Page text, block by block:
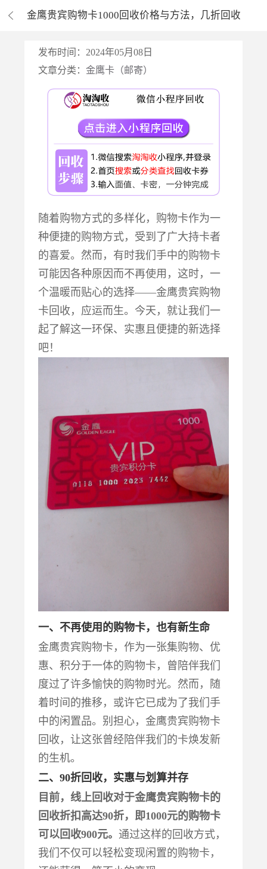
金鹰贵宾购物卡1000回收价格与方法，几折回收
发布时间：2024年05月08日
文章分类：金鹰卡（邮寄）
随着购物方式的多样化，购物卡作为一
种便捷的购物方式，受到了广大持卡者
的喜爱。然而，有时我们手中的购物卡
可能因各种原因而不再使用，这时，一
个温暖而贴心的选择——金鹰贵宾购物
卡回收，应运而生。今天，就让我们一
起了解这一环保、实惠且便捷的新选择
吧！
一、不再使用的购物卡，也有新生命
金鹰贵宾购物卡，作为一张集购物、优
惠、积分于一体的购物卡，曾陪伴我们
度过了许多愉快的购物时光。然而，随
着时间的推移，或许它已成为了我们手
中的闲置品。别担心，金鹰贵宾购物卡
回收，让这张曾经陪伴我们的卡焕发新
的生机。
二、90折回收，实惠与划算并存
目前，线上回收对于金鹰贵宾购物卡的
回收折扣高达90折，即1000元的购物卡
可以回收900元。通过这样的回收方式，
我们不仅可以轻松变现闲置的购物卡，